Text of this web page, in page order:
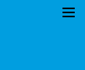
Menü